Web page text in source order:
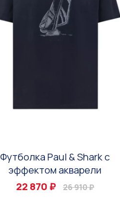
Футболка Paul & Shark с
эффектом акварели
22 870 ₽
26 910 ₽